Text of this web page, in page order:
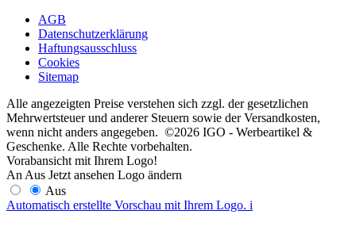
AGB
Datenschutzerklärung
Haftungsausschluss
Cookies
Sitemap
Alle angezeigten Preise verstehen sich zzgl. der gesetzlichen
Mehrwertsteuer und anderer Steuern sowie der Versandkosten,
wenn nicht anders angegeben. ©2026 IGO - Werbeartikel &
Geschenke. Alle Rechte vorbehalten.
Vorabansicht mit Ihrem Logo!
An Aus Jetzt ansehen Logo ändern
Aus
Automatisch erstellte Vorschau mit Ihrem Logo. i